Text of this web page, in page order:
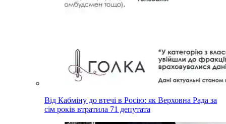
Від Кабміну до втечі в Росію: як Верховна Рада за
сім років втратила 71 депутата